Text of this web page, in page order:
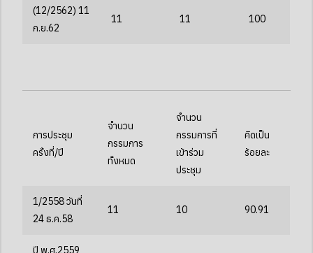
(12/2562) 11
ก.ย.62
11 11 100
การประชุม
ครั้งที่/ปี
จำนวน
กรรมการ
ทั้งหมด
จำนวน
กรรมการที่
เข้าร่วม
ประชุม
คิดเป็น
ร้อยละ
1/2558 วันที่
24 ธ.ค.58
11 10 90.91
ปี พ.ศ.2559